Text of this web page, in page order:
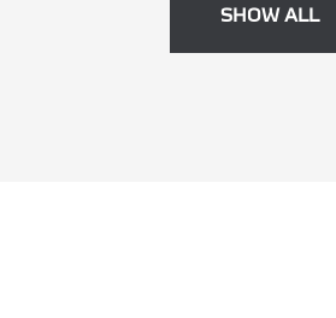
SHOW ALL